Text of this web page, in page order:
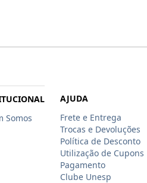
Somos
AJUDA
Frete e Entrega
Trocas e Devoluções
Política de Desconto
Utilização de Cupons
Pagamento
Clube Unesp